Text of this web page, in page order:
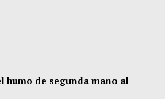
humo de segunda mano al